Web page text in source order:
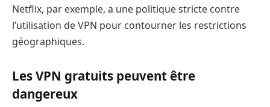
Netflix, par exemple, a une politique stricte contre
l’utilisation de VPN pour contourner les restrictions
géographiques.
Les VPN gratuits peuvent être
dangereux